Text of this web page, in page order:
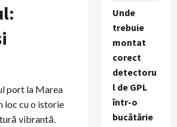
port la Marea
loc cu o istorie
vibrantă.
Unde
trebuie
montat
corect
detectoru
l de GPL
într-o
bucătărie